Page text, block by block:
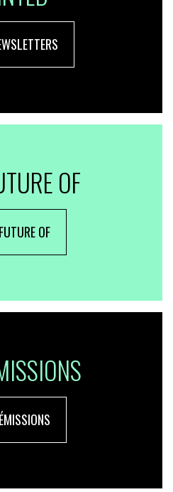
OF
OF